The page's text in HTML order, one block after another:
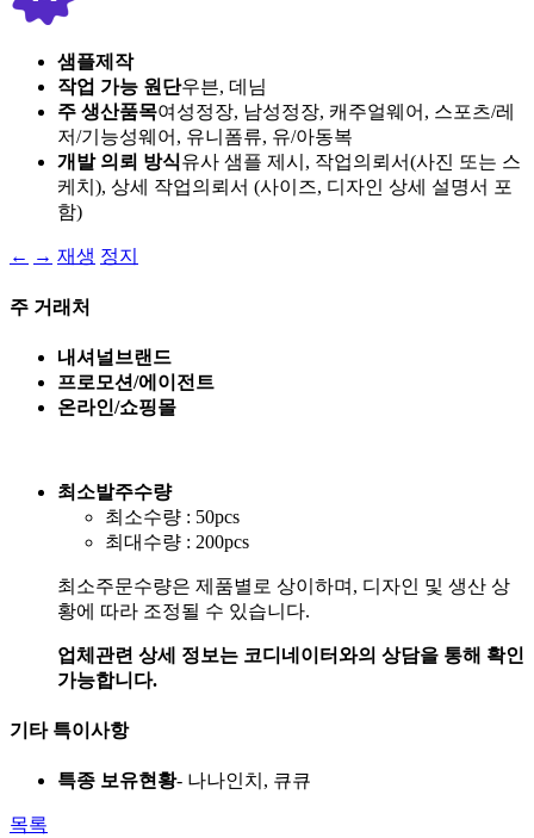
샘플제작
작업 가능 원단우븐, 데님
주 생산품목여성정장, 남성정장, 캐주얼웨어, 스포츠/레
저/기능성웨어, 유니폼류, 유/아동복
개발 의뢰 방식유사 샘플 제시, 작업의뢰서(사진 또는 스
케치), 상세 작업의뢰서 (사이즈, 디자인 상세 설명서 포
함)
← → 재생 정지
주 거래처
내셔널브랜드
프로모션/에이전트
온라인/쇼핑몰
최소발주수량
최소수량 : 50pcs
최대수량 : 200pcs
최소주문수량은 제품별로 상이하며, 디자인 및 생산 상
황에 따라 조정될 수 있습니다.
업체관련 상세 정보는 코디네이터와의 상담을 통해 확인
가능합니다.
기타 특이사항
특종 보유현황- 나나인치, 큐큐
목록